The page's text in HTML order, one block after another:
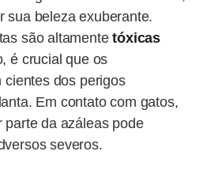
sua beleza exuberante.
são altamentetóxicas
é crucial que os
cientes dos perigos
Em contato com gatos,
parte da azáleas pode
severos.